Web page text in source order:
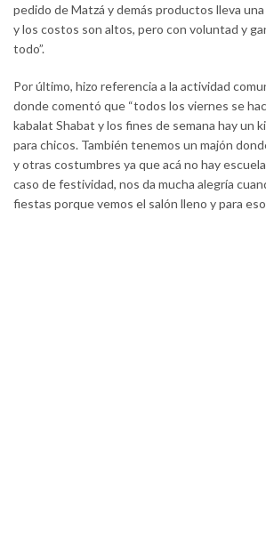
pedido de Matzá y demás productos lleva
y los costos son altos, pero con voluntad y
todo”.
Por último, hizo referencia a la actividad
donde comentó que “todos los viernes se
kabalat Shabat y los fines de semana hay un
para chicos. También tenemos un majón
y otras costumbres ya que acá no hay
caso de festividad, nos da mucha alegría
fiestas porque vemos el salón lleno y para